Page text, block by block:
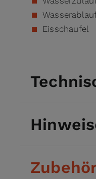
Eisschaufel